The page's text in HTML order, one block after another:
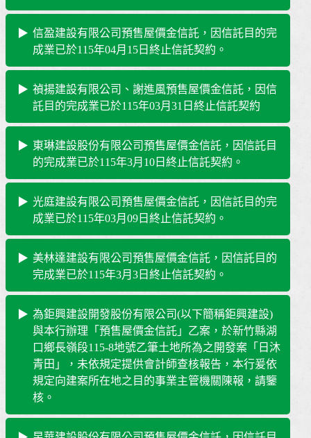
信盈建設有限公司預售屋價金信託，因信託目的完
成業已於115年04月15日終止信託契約。
禎揚建設有限公司、謝進風預售屋價金信託，因信
託目的完成業已於115年03月31日終止信託契約
東琳建設股份有限公司預售屋價金信託，因信託目
的完成業已於115年3月10日終止信託契約。
光庭建設有限公司預售屋價金信託，因信託目的完
成業已於115年03月09日終止信託契約。
美林達建設有限公司預售屋價金信託，因信託目的
完成業已於115年3月3日終止信託契約。
為鉅興建設開發股份有限公司(以下簡稱鉅興建設)
與本行辦理「預售屋價金信託」乙案，於新竹縣湖
口鄉長嶺段115-8地號乙筆土地所為之開發案「日沐
青田」，未依規定提供會計師查核報告，本行爰依
規定向建案所在地之目的事業主管機關陳報，請鑒
核。